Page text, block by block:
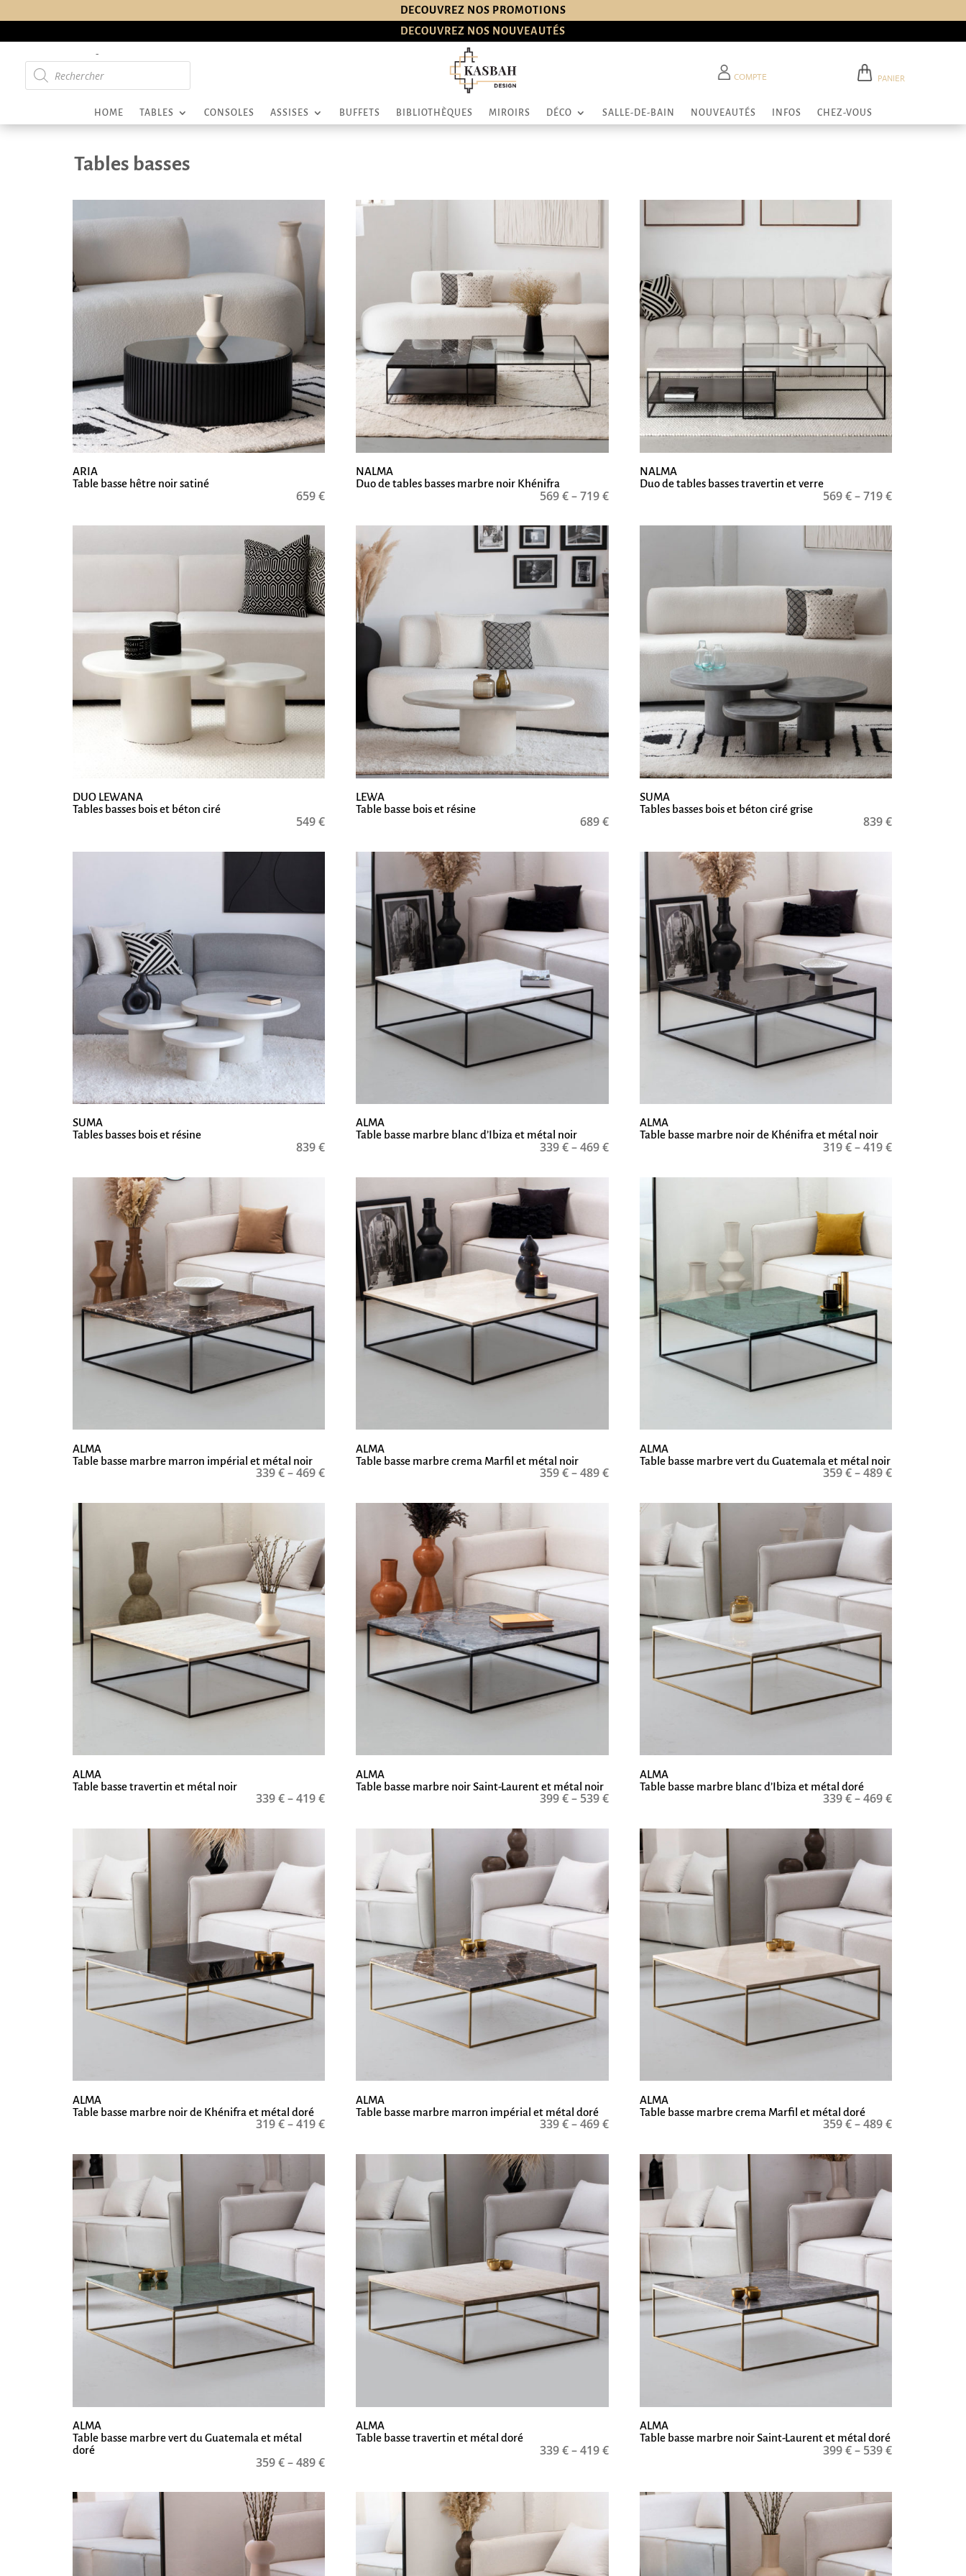
DECOUVREZ NOS PROMOTIONS
DECOUVREZ NOS NOUVEAUTÉS
-
Recherche
de
produits
COMPTE PANIER
HOME TABLES CONSOLES ASSISES BUFFETS BIBLIOTHÈQUES MIROIRS DÉCO SALLE-DE-BAIN NOUVEAUTÉS INFOS CHEZ-VOUS
Tables basses
ARIA
Table basse hêtre noir satiné
659€
NALMA
Duo de tables basses marbre noir Khénifra
569€–719€
NALMA
Duo de tables basses travertin et verre
569€–719€
DUO LEWANA
Tables basses bois et béton ciré
549€
LEWA
Table basse bois et résine
689€
SUMA
Tables basses bois et béton ciré grise
839€
SUMA
Tables basses bois et résine
839€
ALMA
Table basse marbre blanc d’Ibiza et métal noir
339€–469€
ALMA
Table basse marbre noir de Khénifra et métal noir
319€–419€
ALMA
Table basse marbre marron impérial et métal noir
339€–469€
ALMA
Table basse marbre crema Marfil et métal noir
359€–489€
ALMA
Table basse marbre vert du Guatemala et métal noir
359€–489€
ALMA
Table basse travertin et métal noir
339€–419€
ALMA
Table basse marbre noir Saint-Laurent et métal noir
399€– 539€
ALMA
Table basse marbre blanc d’Ibiza et métal doré
339€–469€
ALMA
Table basse marbre noir de Khénifra et métal doré
319€–419€
ALMA
Table basse marbre marron impérial et métal doré
339€–469€
ALMA
Table basse marbre crema Marfil et métal doré
359€–489€
ALMA
Table basse marbre vert du Guatemala et métal
doré
359€–489€
ALMA
Table basse travertin et métal doré
339€–419€
ALMA
Table basse marbre noir Saint-Laurent et métal doré
399€– 539€